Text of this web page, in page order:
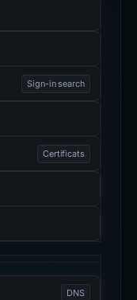
Sign-in search
Certificats
DNS